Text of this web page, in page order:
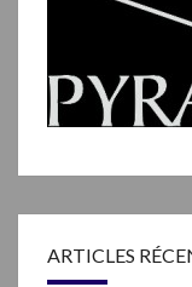
ARTICLES